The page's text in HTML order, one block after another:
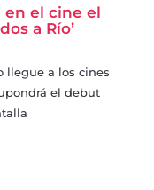
en el cine el
a Río’
llegue a los cines
el debut